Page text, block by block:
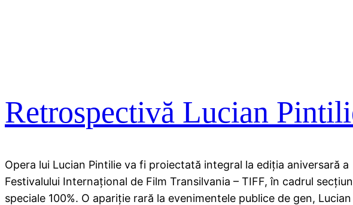
Retrospectivă Lucian
Opera lui Lucian Pintilie va fi proiectată integral la ediţia aniversară a
Festivalului Internaţional de Film Transilvania – TIFF, în cadrul
speciale 100%. O apariţie rară la evenimentele publice de gen,